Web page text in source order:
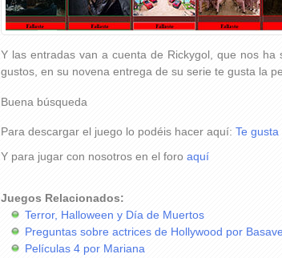
Y las entradas van a cuenta de Rickygol, que nos
gustos, en su novena entrega de su serie te gusta la
Buena búsqueda
Para descargar el juego lo podéis hacer aquí: Te
Y para jugar con nosotros en el foro aquí
Juegos Relacionados:
Terror, Halloween y Día de Muertos
Preguntas sobre actrices de Hollywood por
Películas 4 por Mariana